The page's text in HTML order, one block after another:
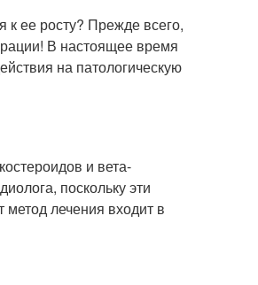
к ее росту? Прежде всего,
В настоящее время
на патологическую
и вета-
поскольку эти
лечения входит в